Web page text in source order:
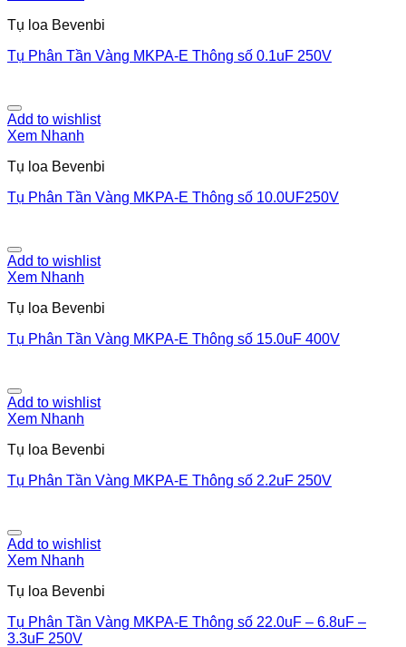
Tụ loa Bevenbi
Tụ Phân Tần Vàng MKPA-E Thông số 0.1uF 250V
Add to wishlist
Xem Nhanh
Tụ loa Bevenbi
Tụ Phân Tần Vàng MKPA-E Thông số 10.0UF250V
Add to wishlist
Xem Nhanh
Tụ loa Bevenbi
Tụ Phân Tần Vàng MKPA-E Thông số 15.0uF 400V
Add to wishlist
Xem Nhanh
Tụ loa Bevenbi
Tụ Phân Tần Vàng MKPA-E Thông số 2.2uF 250V
Add to wishlist
Xem Nhanh
Tụ loa Bevenbi
Tụ Phân Tần Vàng MKPA-E Thông số 22.0uF – 6.8uF –
3.3uF 250V